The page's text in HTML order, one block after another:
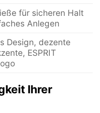
für sicheren Halt
Anlegen
Design, dezente
ESPRIT
Ihrer